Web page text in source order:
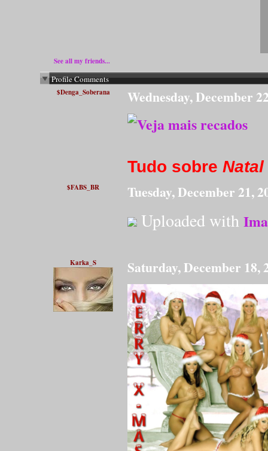
See all my friends...
Profile Comments
$Denga_Soberana Wednesday, December
Tudo sobre Natal
$FABS_BR Tuesday, December 21,
Uploaded with
Karka_S Saturday, December 18,